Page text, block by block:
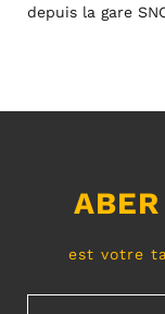
depuis la gare
est votre